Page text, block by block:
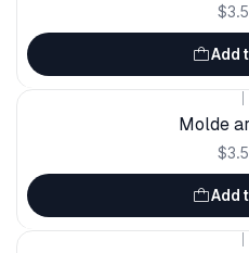
Add
Molde
Add